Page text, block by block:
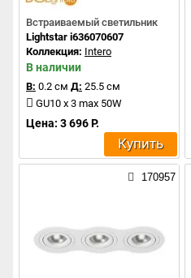
Встраиваемый светильник
Lightstar i636070607
Коллекция: Intero
В наличии
В: 0.2 см Д: 25.5 см
GU10 x 3 max 50W
Цена: 3 696 Р.
Купить
170957